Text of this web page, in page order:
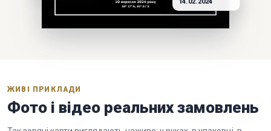
14.02.2024
ЖИВІ ПРИКЛАДИ
Фото і відео реальних замовлень